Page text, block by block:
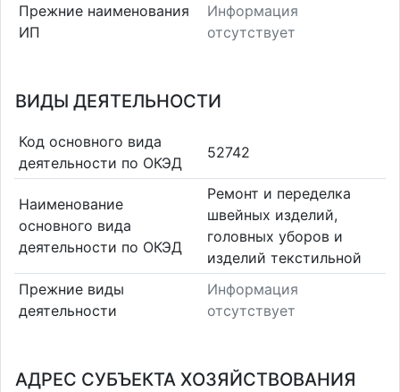
Прежние наименования
ИП
Информация
отсутствует
ВИДЫ ДЕЯТЕЛЬНОСТИ
Код основного вида
деятельности по ОКЭД
52742
Наименование
основного вида
деятельности по ОКЭД
Ремонт и переделка
швейных изделий,
головных уборов и
изделий текстильной
Прежние виды
деятельности
Информация
отсутствует
АДРЕС СУБЪЕКТА ХОЗЯЙСТВОВАНИЯ